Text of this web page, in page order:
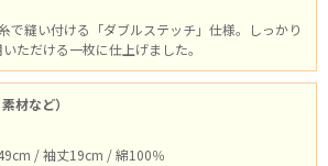
で縫い付ける「ダブルステッチ」仕様。しっかり
ただける一枚に仕上げました。
材など）
/ 袖丈19cm / 綿100％